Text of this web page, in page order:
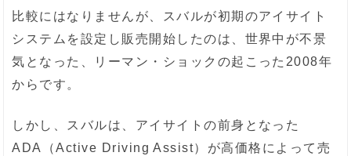
比較にはなりませんが、スバルが初期のアイサイト
システムを設定し販売開始したのは、世界中が不景
気となった、リーマン・ショックの起こった2008年
からです。
しかし、スバルは、アイサイトの前身となった
ADA（Active Driving Assist）が高価格によって売